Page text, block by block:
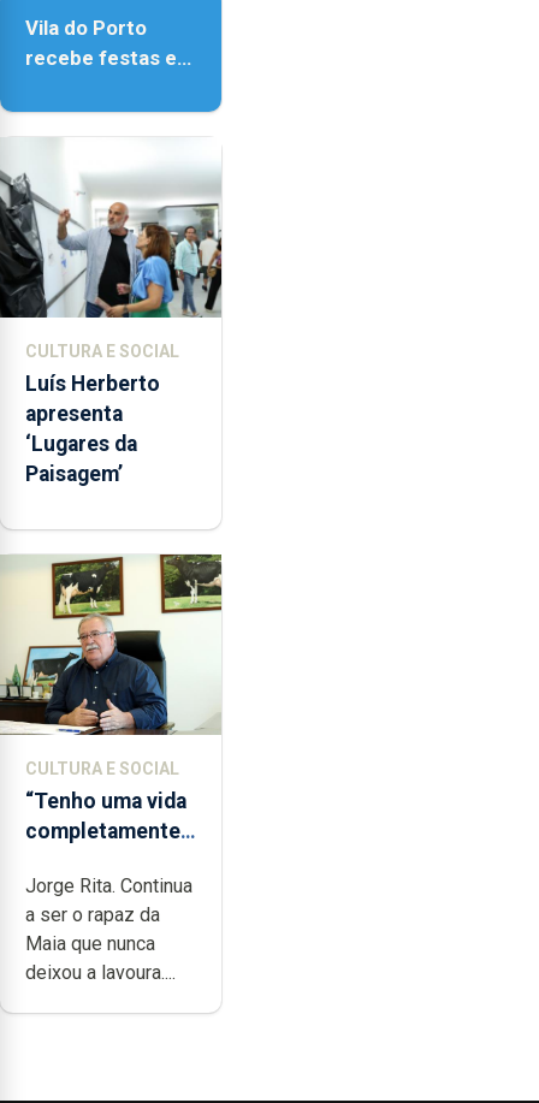
Vila do Porto
recebe festas em
Senhora da
CULTURA E SOCIAL
Luís Herberto
apresenta
‘Lugares da
Paisagem’
CULTURA E SOCIAL
“Tenho uma vida
completamente
trabalho,
dedicação, gosto
e muita paixão”
Jorge Rita. Continua
a ser o rapaz da
Maia que nunca
deixou a lavoura....